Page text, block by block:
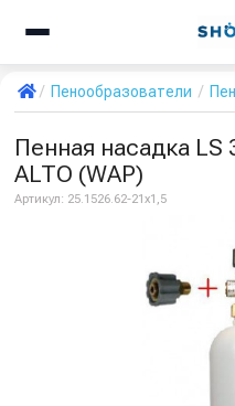
Пенообразователи
Пенная насадка
ALTO (WAP)
Артикул: 25.1526.62-21х1,5